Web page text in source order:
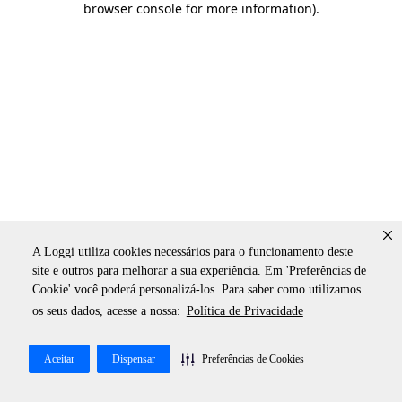
A Loggi utiliza cookies necessários para o funcionamento deste
site e outros para melhorar a sua experiência. Em 'Preferências de
Cookie' você poderá personalizá-los. Para saber como utilizamos
os seus dados, acesse a nossa: Política de Privacidade
Aceitar Dispensar Preferências de Cookies
browser console for more information).